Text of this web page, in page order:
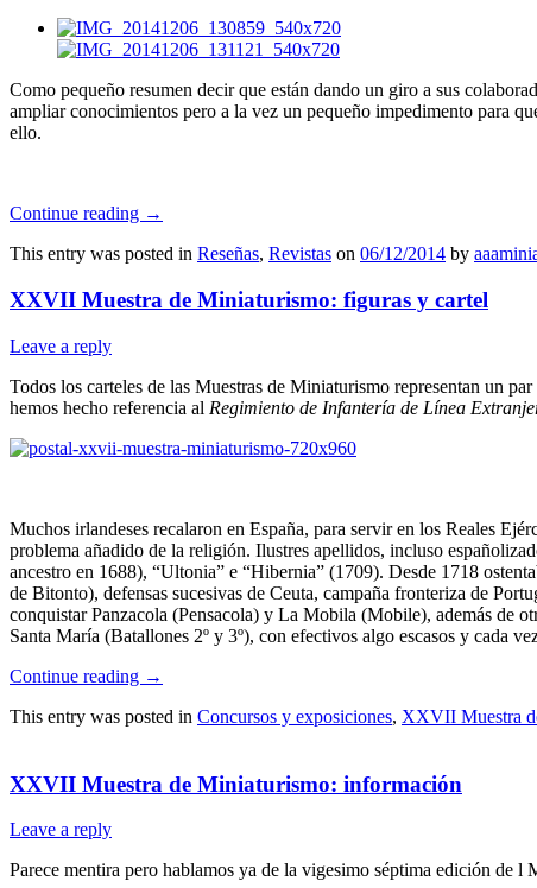
Como pequeño resumen decir que están dando un giro a sus
ampliar conocimientos pero a la vez un pequeño impedimento para
ello.
Continue reading →
This entry was posted in Reseñas, Revistas on 06/12/2014 by
XXVII Muestra de Miniaturismo: figuras y cartel
Leave a reply
Todos los carteles de las Muestras de Miniaturismo representan un
hemos hecho referencia al Regimiento de Infantería de Línea
Muchos irlandeses recalaron en España, para servir en los Reales
problema añadido de la religión. Ilustres apellidos, incluso
ancestro en 1688), “Ultonia” e “Hibernia” (1709). Desde 1718
de Bitonto), defensas sucesivas de Ceuta, campaña fronteriza de
conquistar Panzacola (Pensacola) y La Mobila (Mobile), además de
Santa María (Batallones 2º y 3º), con efectivos algo escasos y cada
Continue reading →
This entry was posted in Concursos y exposiciones, XXVII Muestra
XXVII Muestra de Miniaturismo: información
Leave a reply
Parece mentira pero hablamos ya de la vigesimo séptima edición de